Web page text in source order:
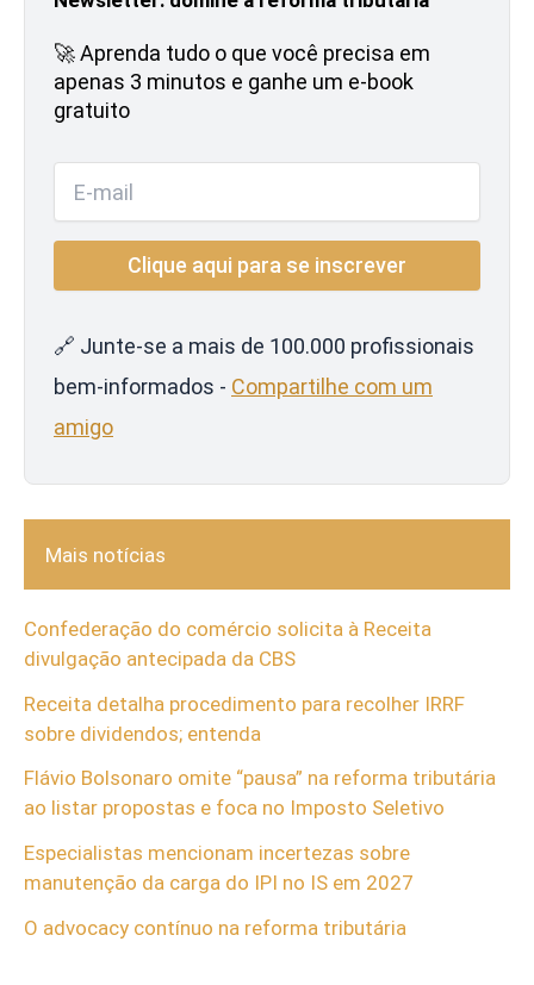
🚀 Aprenda tudo o que você precisa em
apenas 3 minutos e ganhe um e-book
gratuito
🔗 Junte-se a mais de 100.000 profissionais
bem-informados - Compartilhe com um
amigo
Mais notícias
Confederação do comércio solicita à Receita
divulgação antecipada da CBS
Receita detalha procedimento para recolher IRRF
sobre dividendos; entenda
Flávio Bolsonaro omite “pausa” na reforma tributária
ao listar propostas e foca no Imposto Seletivo
Especialistas mencionam incertezas sobre
manutenção da carga do IPI no IS em 2027
O advocacy contínuo na reforma tributária